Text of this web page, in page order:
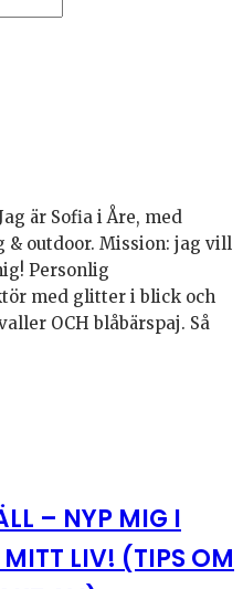
är Sofia i Åre, med
outdoor. Mission: jag vill
Personlig
med glitter i blick och
OCH blåbärspaj. Så
– NYP MIG I
MITT LIV! (TIPS OM